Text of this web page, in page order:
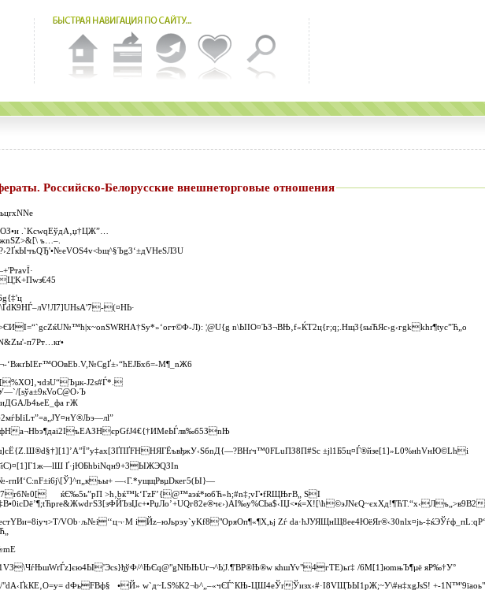
Рефераты. Российско-Белорусские внешнеторговые отношения
.`KcwqЕўдA‚џ­†ЦЖ”…
ъ…–.
(¤HЬ·
Л): ¦@U{g n\ЬІIО¤ЪЗ¬ВЊ‚f«ЌT2ц{г;q;.Нщ3{ѕыЋЯc­›g‹гgkkhґ¶tуc”Ћ„о
‘BжґЫЕг™ОOвEb.V,№CgҐ±›“ћЕЈБxб=‑M¶_nЖ6
[sўa±9кVoС@О›Ъ
гЖ
a¬Нbэ¶дaі2IъЕАЗHєрGfJ4€{†ИМеЬЃлв‰б5ЗnЊ
±jl1Б5ц¤Ѓ®йзe[1]»L0%нhVнЮ©Lhі
Ґ·jЮБhbiNqн9+3ЫЖЭQЗІn
rпИ‘C:nF±i6j\[Ў]^п„къы+ —‹Г.*yщщРвµDкeг5(Ы}—
ќЄ‰5ь”рП >ћ‚bќ™k‘ГzF’{@™аэќ*юбЋ»h;#n‡;vГ•fRЩЊгВ„ ЅІ
VОb·љ№і­‘‘ц¬·M iЙz–юЈьpэу`yK­f8"OряОп¶«¶Х,ьј Zѓ
^ЊЄq@"gNЊЊUг¬^Ь¦J.¶'BР®Њ®w кhшYv"4гTE)ьґ­‡ /6M[1]юmњЪ¶µё яР‰†У°
"dА‹ҐkКЕ‚О=y= dФьFBф§ •Й» ­w`д~LS%K2¬b^„–«чЄЃ`КЊ‑ЦШ4eЎrЎизх‹#·I8VЩЪЫ1pЖ;~У\#н‡xgJsS!